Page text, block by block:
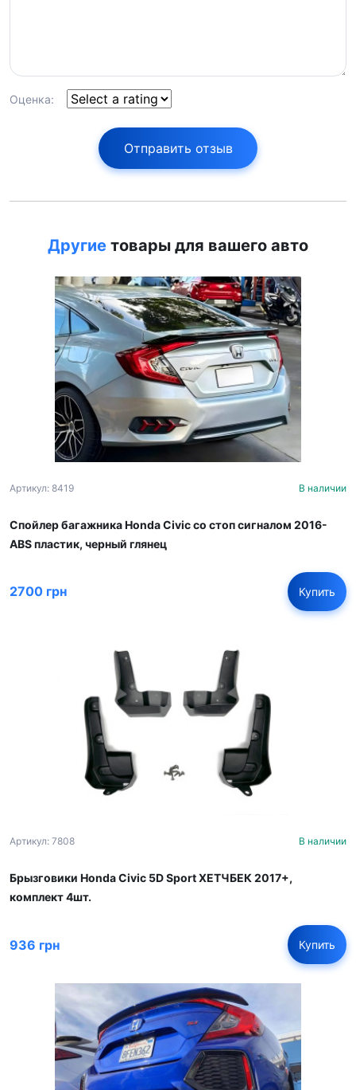
Оценка:
Отправить отзыв
Другие товары для вашего авто
Артикул: 8419 В наличии
Спойлер багажника Honda Civic со стоп сигналом 2016-
ABS пластик, черный глянец
2700 грн Купить
Артикул: 7808 В наличии
Брызговики Honda Civic 5D Sport ХЕТЧБЕК 2017+,
комплект 4шт.
936 грн Купить